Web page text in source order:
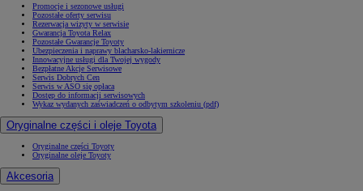
Promocje i sezonowe usługi
Pozostałe oferty serwisu
Rezerwacja wizyty w serwisie
Gwarancja Toyota Relax
Pozostałe Gwarancje Toyoty
Ubezpieczenia i naprawy blacharsko-lakiernicze
Innowacyjne usługi dla Twojej wygody
Bezpłatne Akcje Serwisowe
Serwis Dobrych Cen
Serwis w ASO się opłaca
Dostęp do informacji serwisowych
Wykaz wydanych zaświadczeń o odbytym szkoleniu (pdf)
Oryginalne części i oleje Toyota
Oryginalne części Toyoty
Oryginalne oleje Toyoty
Akcesoria